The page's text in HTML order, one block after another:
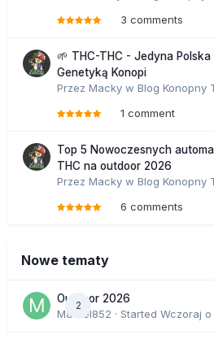
3 comments
🌱 THC-THC - Jedyna Polska
Genetyką Konopi
Przez Macky w Blog Konopny
1 comment
Top 5 Nowoczesnych
THC na outdoor 2026
Przez Macky w Blog Konopny
6 comments
Nowe tematy
2
Outdoor 2026
Marcel852 · Started Wczoraj o